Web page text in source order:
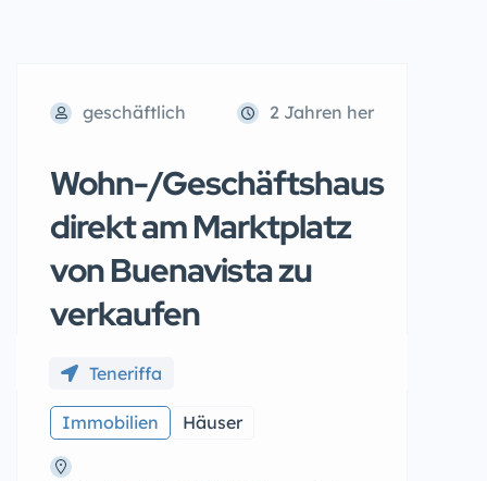
geschäftlich 2 Jahren her
Wohn-/Geschäftshaus
direkt am Marktplatz
von Buenavista zu
verkaufen
Teneriffa
Immobilien Häuser